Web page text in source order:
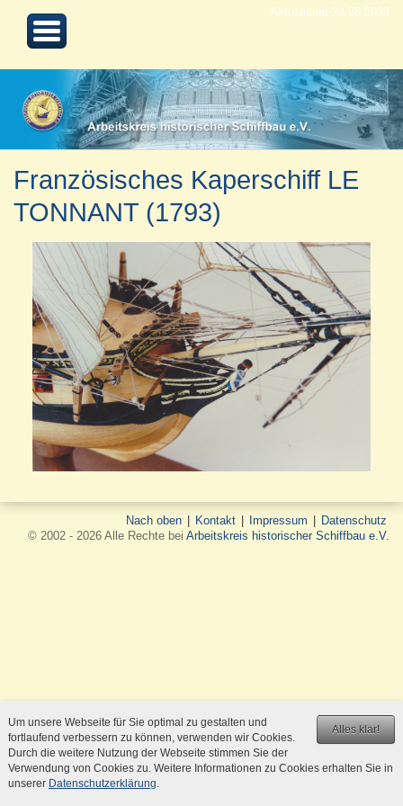
Aktualisiert 24.08.2022
Französisches Kaperschiff LE
TONNANT (1793)
Nach oben Kontakt Impressum
Datenschutz
© 2002 - 2026 Alle Rechte bei Arbeitskreis historischer Schiffbau e.V.
Alles klar!
Um unsere Webseite für Sie optimal zu gestalten und
fortlaufend verbessern zu können, verwenden wir Cookies.
Durch die weitere Nutzung der Webseite stimmen Sie der
Verwendung von Cookies zu. Weitere Informationen zu Cookies erhalten Sie in
unserer Datenschutzerklärung